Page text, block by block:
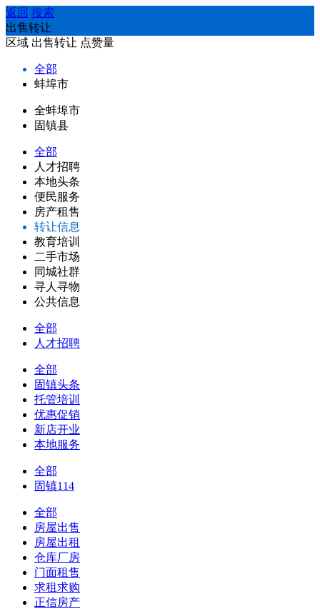
返回 搜索
出售转让
区域 出售转让 点赞量
全部
蚌埠市
全蚌埠市
固镇县
全部
人才招聘
本地头条
便民服务
房产租售
转让信息
教育培训
二手市场
同城社群
寻人寻物
公共信息
全部
人才招聘
全部
固镇头条
托管培训
优惠促销
新店开业
本地服务
全部
固镇114
全部
房屋出售
房屋出租
仓库厂房
门面租售
求租求购
正信房产